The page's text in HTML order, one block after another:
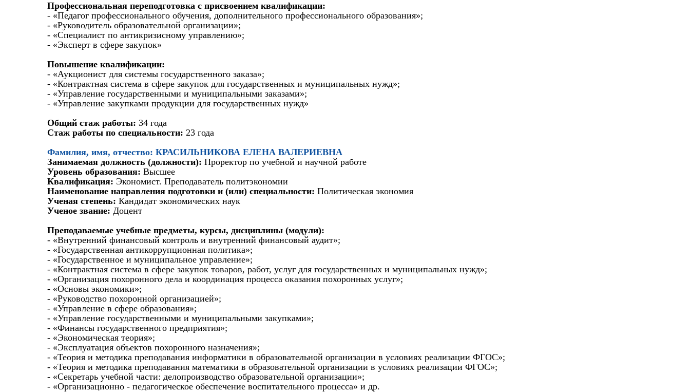
Профессиональная переподготовка с присвоением квалификации:
- «Педагог профессионального обучения, дополнительного профессионального образования»;
- «Руководитель образовательной организации»;
- «Специалист по антикризисному управлению»;
- «Эксперт в сфере закупок»
Повышение квалификации:
- «Аукционист для системы государственного заказа»;
- «Контрактная система в сфере закупок для государственных и муниципальных нужд»;
- «Управление государственными и муниципальными заказами»;
- «Управление закупками продукции для государственных нужд»
Общий стаж работы: 34 года
Стаж работы по специальности: 23 года
Фамилия, имя, отчество: КРАСИЛЬНИКОВА ЕЛЕНА ВАЛЕРИЕВНА
Занимаемая должность (должности): Проректор по учебной и научной работе
Уровень образования: Высшее
Квалификация: Экономист. Преподаватель политэкономии
Наименование направления подготовки и (или) специальности: Политическая экономия
Ученая степень: Кандидат экономических наук
Ученое звание: Доцент
Преподаваемые учебные предметы, курсы, дисциплины (модули):
- «Внутренний финансовый контроль и внутренний финансовый аудит»;
- «Государственная антикоррупционная политика»;
- «Государственное и муниципальное управление»;
- «Контрактная система в сфере закупок товаров, работ, услуг для государственных и муниципальных нужд»;
- «Организация похоронного дела и координация процесса оказания похоронных услуг»;
- «Основы экономики»;
- «Руководство похоронной организацией»;
- «Управление в сфере образования»;
- «Управление государственными и муниципальными закупками»;
- «Финансы государственного предприятия»;
- «Экономическая теория»;
- «Эксплуатация объектов похоронного назначения»;
- «Теория и методика преподавания информатики в образовательной организации в условиях реализации ФГОС»;
- «Теория и методика преподавания математики в образовательной организации в условиях реализации ФГОС»;
- «Секретарь учебной части: делопроизводство образовательной организации»;
- «Организационно - педагогическое обеспечение воспитательного процесса» и др.